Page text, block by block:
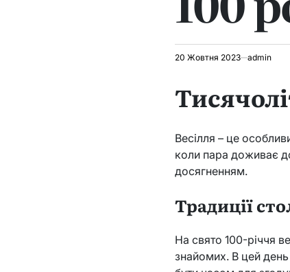
20 Жовтня 2023 admin
Весілля – це
коли пара доживає
досягненням.
Традиції
На свято 100-річчя
знайомих. В цей